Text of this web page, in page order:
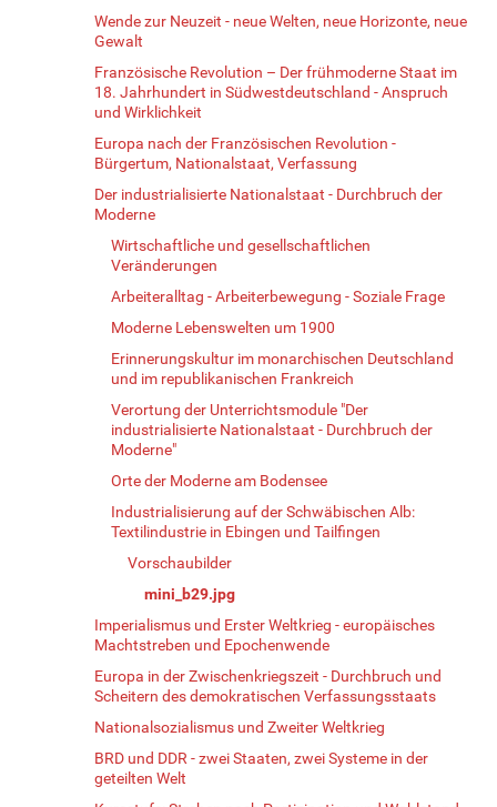
Wende zur Neuzeit - neue Welten, neue Horizonte, neue
Gewalt
Französische Revolution – Der frühmoderne Staat im
18. Jahrhundert in Südwestdeutschland - Anspruch
und Wirklichkeit
Europa nach der Französischen Revolution -
Bürgertum, Nationalstaat, Verfassung
Der industrialisierte Nationalstaat - Durchbruch der
Moderne
Wirtschaftliche und gesellschaftlichen
Veränderungen
Arbeiteralltag - Arbeiterbewegung - Soziale Frage
Moderne Lebenswelten um 1900
Erinnerungskultur im monarchischen Deutschland
und im republikanischen Frankreich
Verortung der Unterrichtsmodule "Der
industrialisierte Nationalstaat - Durchbruch der
Moderne"
Orte der Moderne am Bodensee
Industrialisierung auf der Schwäbischen Alb:
Textilindustrie in Ebingen und Tailfingen
Vorschaubilder
mini_b29.jpg
Imperialismus und Erster Weltkrieg - europäisches
Machtstreben und Epochenwende
Europa in der Zwischenkriegszeit - Durchbruch und
Scheitern des demokratischen Verfassungsstaats
Nationalsozialismus und Zweiter Weltkrieg
BRD und DDR - zwei Staaten, zwei Systeme in der
geteilten Welt